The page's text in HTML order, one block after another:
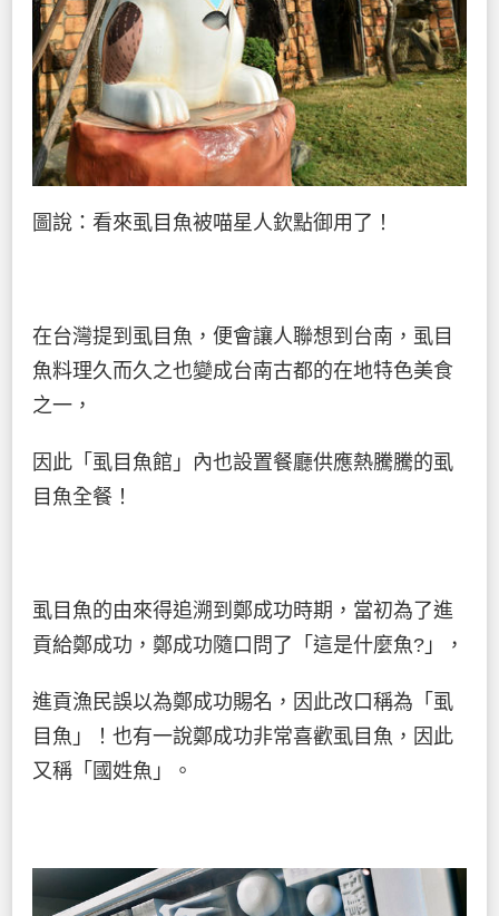
圖說：看來虱目魚被喵星人欽點御用了！
在台灣提到虱目魚，便會讓人聯想到台南，虱目
魚料理久而久之也變成台南古都的在地特色美食
之一，
因此「虱目魚館」內也設置餐廳供應熱騰騰的虱
目魚全餐！
虱目魚的由來得追溯到鄭成功時期，當初為了進
貢給鄭成功，鄭成功隨口問了「這是什麼魚?」，
進貢漁民誤以為鄭成功賜名，因此改口稱為「虱
目魚」！也有一說鄭成功非常喜歡虱目魚，因此
又稱「國姓魚」。